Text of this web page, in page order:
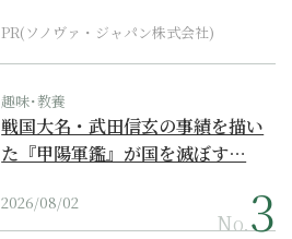
PR(ソノヴァ・ジャパン株式会社)
趣味･教養
戦国大名・武田信玄の事績を描い
た『甲陽軍鑑』が国を滅ぼす…
2026/08/02
No.